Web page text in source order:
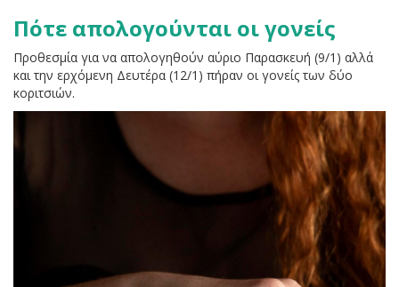
Πότε απολογούνται οι γονείς
Προθεσμία για να απολογηθούν αύριο Παρασκευή (9/1) αλλά
και την ερχόμενη Δευτέρα (12/1) πήραν οι γονείς των δύο
κοριτσιών.